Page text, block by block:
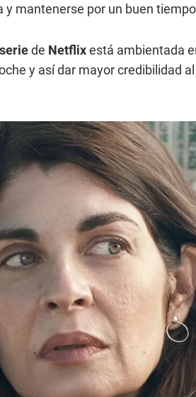
mantenerse por un buen
seriede Netflixestá ambientada
y así dar mayor credibilidad